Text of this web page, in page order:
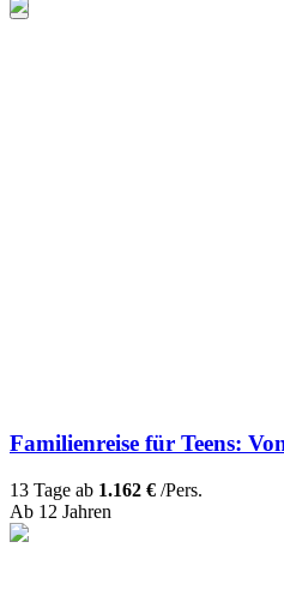
Familienreise für Teens:
13 Tage ab 1.162 € /Pers.
Ab 12 Jahren